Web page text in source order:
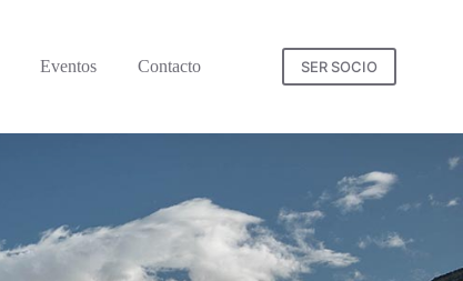
Eventos Contacto SER SOCIO